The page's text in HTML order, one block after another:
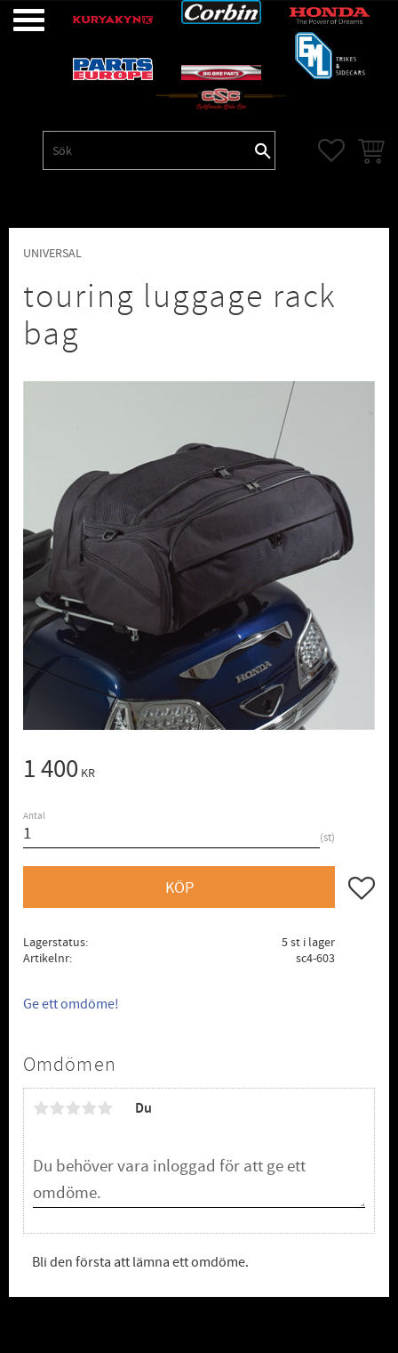
UNIVERSAL
touring luggage rack
bag
1 400 KR
Antal
st
KÖP Lägg
Lagerstatus
5 st i lager
Artikelnr
sc4-603
Ge ett omdöme!
Omdömen
Du
Bli den första att lämna ett omdöme.